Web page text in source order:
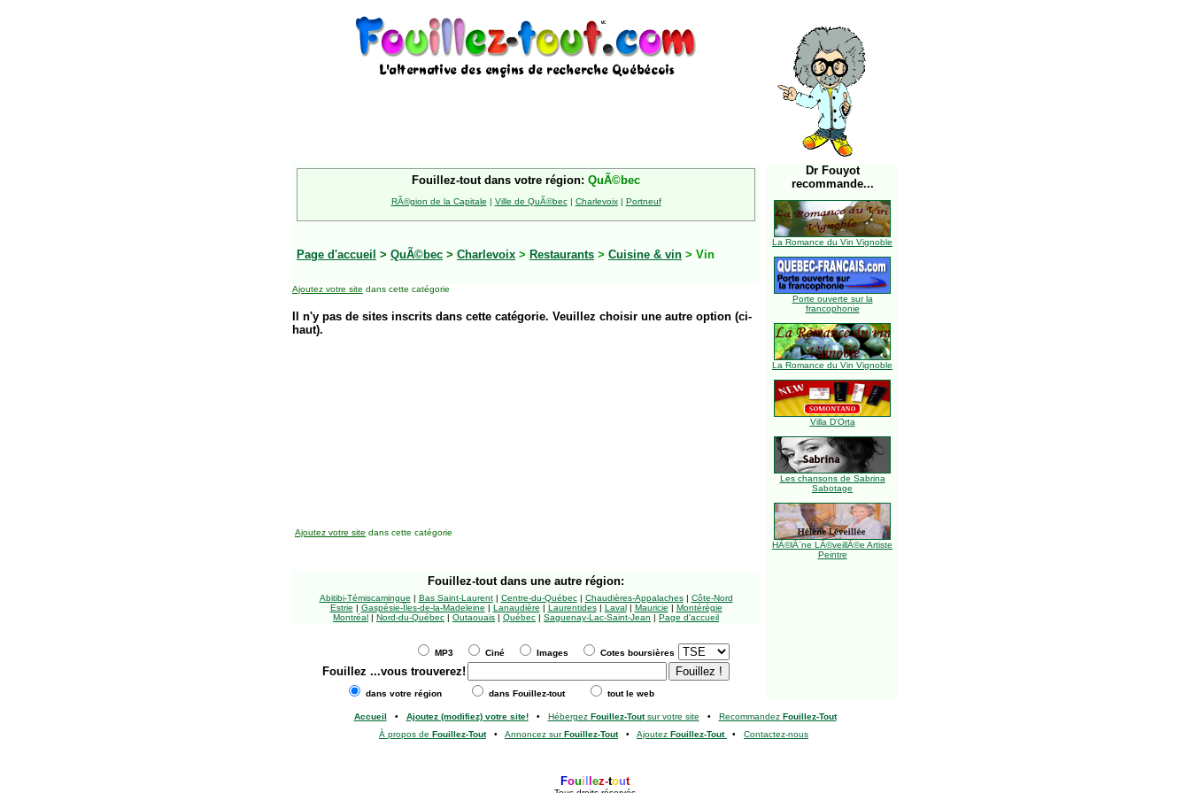
Fouillez-tout dans votre région: QuÃ©bec
RÃ©gion de la Capitale | Ville de QuÃ©bec| Charlevoix| Portneuf
Page d'accueil > QuÃ©bec > Charlevoix > Restaurants > Cuisine & vin > Vin
Ajoutez votre site dans cette catégorie
Il n'y pas de sites inscrits dans cette catégorie. Veuillez choisir une autre option (ci-
haut).
Dr Fouyot
recommande...
La Romance du Vin Vignoble
Porte ouverte sur la
francophonie
La Romance du Vin Vignoble
Villa D'Orta
Les chansons de Sabrina
Sabotage
HÃ©lÃ¨ne LÃ©veillÃ©e Artiste
Peintre
Ajoutez votre site dans cette catégorie
Fouillez-tout dans une autre région:
Abitibi-Témiscamingue | Bas Saint-Laurent| Centre-du-Québec| Chaudières-Appalaches| Côte-Nord
Estrie | Gaspésie-Îles-de-la-Madeleine | Lanaudière | Laurentides| Laval| Mauricie | Montérégie
Montréal | Nord-du-Québec | Outaouais | Québec | Saguenay-Lac-Saint-Jean | Page d'accueil
MP3 Ciné Images Cotes boursières
Fouillez ...vous trouverez!
dans votre région dans Fouillez-tout tout le web
Accueil • Ajoutez (modifiez) votre site!• Hébergez Fouillez-Toutsur votre site • Recommandez Fouillez-Tout
À propos de Fouillez-Tout• Annoncez surFouillez-Tout• Ajoutez Fouillez-Tout • Contactez-nous
Foui ez-tout